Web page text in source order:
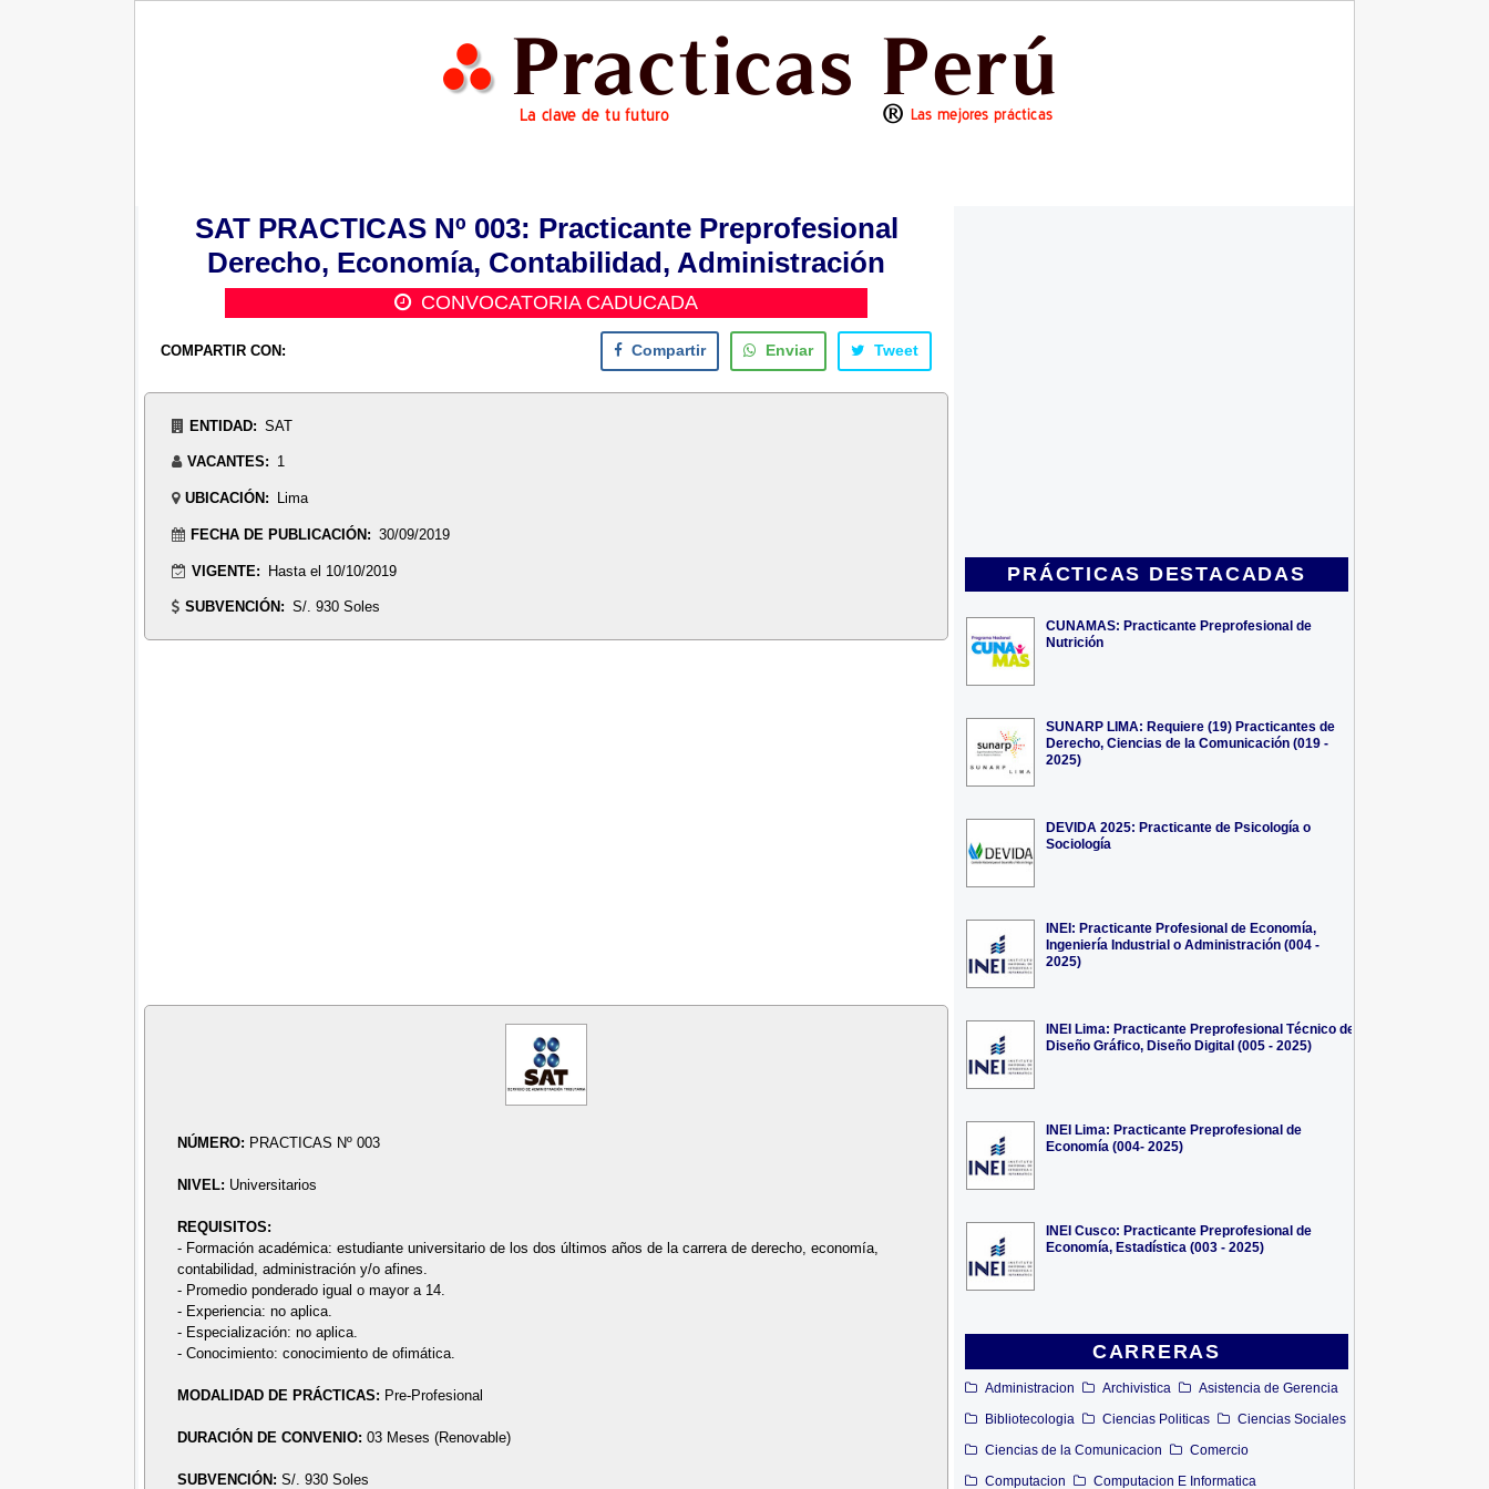
PRÁCTICAS DESTACADAS
CUNAMAS: Practicante Preprofesional de
Nutrición
SUNARP LIMA: Requiere (19) Practicantes de
Derecho, Ciencias de la Comunicación (019 -
2025)
DEVIDA 2025: Practicante de Psicología o
Sociología
INEI: Practicante Profesional de Economía,
Ingeniería Industrial o Administración (004 -
2025)
INEI Lima: Practicante Preprofesional Técnico de
Diseño Gráfico, Diseño Digital (005 - 2025)
INEI Lima: Practicante Preprofesional de
Economía (004- 2025)
INEI Cusco: Practicante Preprofesional de
Economía, Estadística (003 - 2025)
CARRERAS
Administracion Archivistica
Asistencia de Gerencia
Bibliotecologia
Ciencias Politicas
Ciencias Sociales
Ciencias de la Comunicacion
Comercio
Computacion
Computacion E Informatica
SAT PRACTICAS Nº 003: Practicante Preprofesional
Derecho, Economía, Contabilidad, Administración
CONVOCATORIA CADUCADA
COMPARTIR CON: Compartir Enviar Tweet
ENTIDAD: SAT
VACANTES: 1
UBICACIÓN: Lima
FECHA DE PUBLICACIÓN: 30/09/2019
VIGENTE: Hasta el 10/10/2019
SUBVENCIÓN: S/. 930 Soles
NÚMERO: PRACTICAS Nº 003
NIVEL: Universitarios
REQUISITOS:
- Formación académica: estudiante universitario de los dos últimos años de la carrera de derecho, economía,
contabilidad, administración y/o afines.
- Promedio ponderado igual o mayor a 14.
- Experiencia: no aplica.
- Especialización: no aplica.
- Conocimiento: conocimiento de ofimática.
MODALIDAD DE PRÁCTICAS: Pre-Profesional
DURACIÓN DE CONVENIO:03 Meses (Renovable)
SUBVENCIÓN:S/. 930 Soles